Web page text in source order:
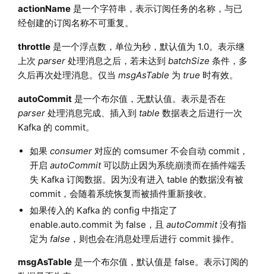
actionName是一个字符串，表示订阅任务的名称，与已
经创建的订阅名称不可重复。
throttle是一个浮点数，单位为秒，默认值为 1.0。表示继
上次 parser处理消息之后，若未达到 batchSize 条件，多
久后再次处理消息。仅当 msgAsTable 为 true 时有效。
autoCommit是一个布尔值，无默认值。表示是否在
parser处理消息完成、插入到 table 数据表之后进行一次
Kafka 的 commit。
如果 consumer对应的 comsumer 不会自动 commit，
开启 autoCommit可以防止因为系统崩溃而在插件端丢
失 Kafka 订阅数据。因为没有进入 table 的数据没有被
commit，会随着系统恢复而被插件重新接收。
如果传入的 Kafka 的 config 中指定了
enable.auto.commit 为 false，且 autoCommit没有指
定为 false ，则也会在消息处理后进行 commit 操作。
msgAsTable是一个布尔值，默认值是 false。表示订阅的